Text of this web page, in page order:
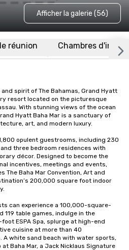
Afficher la galerie (56)
réunion Chambres
spirit of The Bahamas, Grand Hyatt
resort located on the picturesque
With stunning views of the ocean
Hyatt Baha Mar is a sanctuary of
art, and modern luxury.
opulent guestrooms, including 230
three bedroom residences with
décor. Designed to become the
incentives, meetings and events,
The Baha Mar Convention, Art and
200,000 square foot indoor
can experience a 100,000-square-
119 table games, indulge in the
ESPA Spa, splurge at high-end
cuisine at more than 40
A white sand beach with water sports,
Baha Mar, a Jack Nicklaus Signature